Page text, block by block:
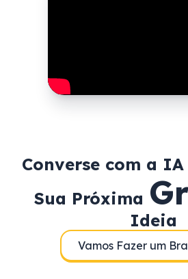
Converse com a
Sua Próxima
Ideia
Vamos Fazer um